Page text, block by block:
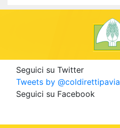
Seguici su Twitter
Tweets by @coldirettipavia
Seguici su Facebook